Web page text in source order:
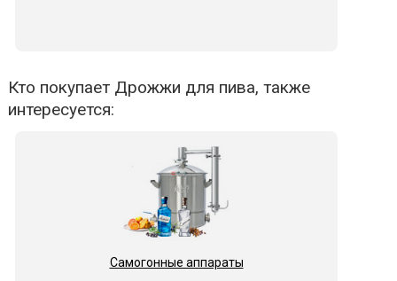
Кто покупает Дрожжи для пива, также
интересуется:
Самогонные аппараты